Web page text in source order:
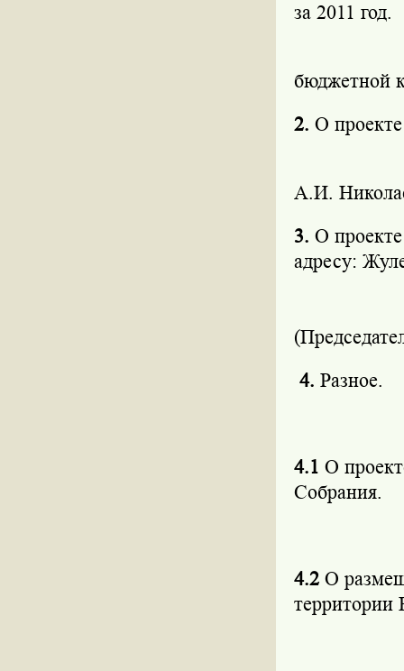
за 2011 год.
бюджетной
2. О
А.И.
3. О проекте
4. Разное.
4.1 О
Собрания.
4.2 О